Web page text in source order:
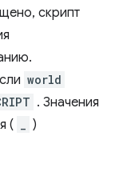
скрипт
world
. Значения
(
)